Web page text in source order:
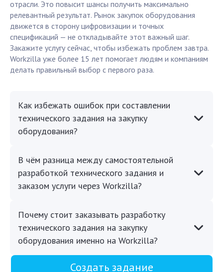
отрасли. Это повысит шансы получить максимально
релевантный результат. Рынок закупок оборудования
движется в сторону цифровизации и точных
спецификаций — не откладывайте этот важный шаг.
Закажите услугу сейчас, чтобы избежать проблем завтра.
Workzilla уже более 15 лет помогает людям и компаниям
делать правильный выбор с первого раза.
Как избежать ошибок при составлении
технического задания на закупку
оборудования?
В чём разница между самостоятельной
разработкой технического задания и
заказом услуги через Workzilla?
Почему стоит заказывать разработку
технического задания на закупку
оборудования именно на Workzilla?
Создать задание